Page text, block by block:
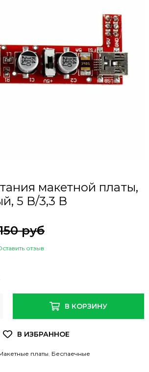
макетной платы,
5 В/3,3 В
руб
отзыв
В КОРЗИНУ
платы, Беспаечные